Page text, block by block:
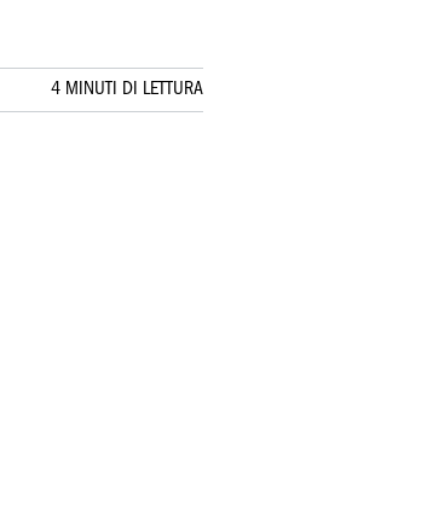
4 MINUTI DI LETTURA